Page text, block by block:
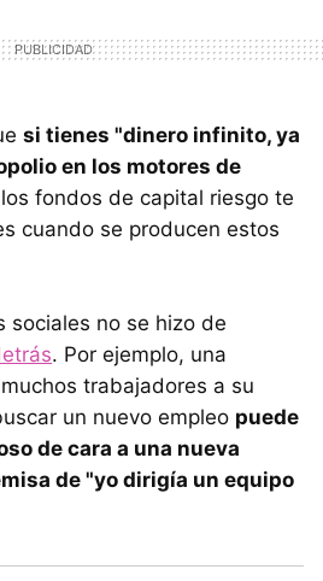
si tienes "dinero infinito, ya
en los motores de
fondos de capital riesgo te
cuando se producen estos
sociales no se hizo de
. Por ejemplo, una
trabajadores a su
un nuevo empleo puede
de cara a una nueva
de "yo dirigía un equipo